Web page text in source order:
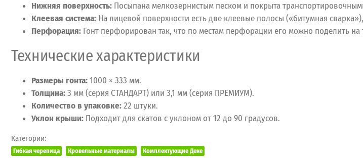
Нижняя поверхность: Посыпана мелкозернистым песком и покрыта
Клеевая система: На лицевой поверхности есть две клеевые полосы («битумная
Перфорация: Гонт перфорирован так, что по местам перфорации его можно поделить на
Технические характеристики
Размеры гонта:1000 × 333 мм.
Толщина:3 мм (серия СТАНДАРТ) или 3,1 мм (серия ПРЕМИУМ).
Количество в упаковке:22 штуки.
Уклон крыши: Подходит для скатов с уклоном от 12 до 90 градусов.
Категории:
Гибкая черепица Кровельные материалы Комплектующие Деке